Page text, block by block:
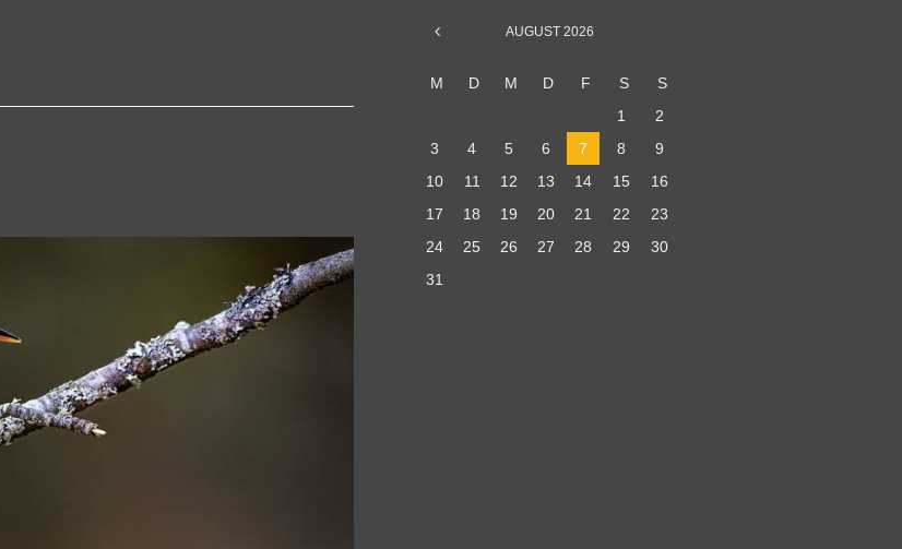
AUGUST 2026
M D M D F S
S
1
2
3
4 5 6 7 8
9
10
11 12 13 14 15
16
17
18 19 20 21 22
23
24
25 26 27 28 29
30
31